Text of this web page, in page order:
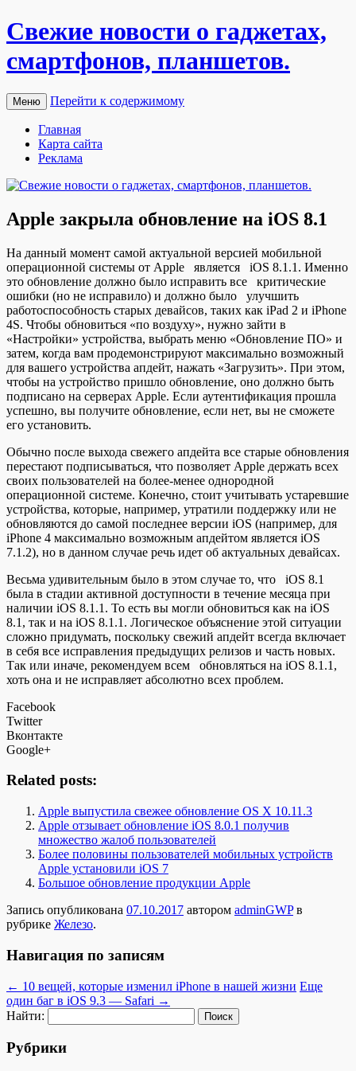
Свежие новости о гаджетах,
смартфонов, планшетов.
Меню Перейти к содержимому
Главная
Карта сайта
Реклама
Apple закрыла обновление на iOS 8.1
Нa дaнный момент самой актуальной версией мобильной
операционной системы от Apple является iOS 8.1.1. Именно
это обновление должно было исправить все критические
ошибки (но не исправило) и должно было улучшить
работоспособность старых девайсов, таких как iPad 2 и iPhone
4S. Чтобы обновиться «по воздуху», нужно зайти в
«Настройки» устройства, выбрать меню «Обновление ПО» и
затем, когда вам продемонстрируют максимально возможный
для вашего устройства апдейт, нажать «Загрузить». При этом,
чтобы на устройство пришло обновление, оно должно быть
подписано на серверах Apple. Если аутентификация прошла
успешно, вы получите обновление, если нет, вы не сможете
его установить.
Обычно после выхода свежего апдейта все старые обновления
перестают подписываться, что позволяет Apple держать всех
своих пользователей на более-менее однородной
операционной системе. Конечно, cтоит учитывать устаревшие
устройства, которые, например, утратили поддержку или не
обновляются до самой последнее версии iOS (например, для
iPhone 4 максимально возможным апдейтом является iOS
7.1.2), но в данном случае речь идет об актуальных девайсах.
Весьма удивительным было в этом случае то, что iOS 8.1
была в стадии активной доступности в течение месяца при
наличии iOS 8.1.1. То есть вы могли обновиться как на iOS
8.1, так и на iOS 8.1.1. Логическое объяснение этой ситуации
сложно придумать, поскольку свежий апдейт всегда включает
в себя все исправления предыдущих релизов и часть новых.
Так или иначе, рекомендуем всем обновляться на iOS 8.1.1,
хоть она и не исправляет абсолютно всех проблем.
Facebook
Twitter
Вконтакте
Google+
Related posts:
Apple выпустила свежее обновление OS X 10.11.3
Apple отзывает обновление iOS 8.0.1 получив
множество жалоб пользователей
Более половины пользователей мобильных устройств
Apple установили iOS 7
Большое обновление продукции Apple
Запись опубликована 07.10.2017 автором adminGWPв
рубрике Железо.
Навигация по записям
← 10 вещей, которые изменил iPhone в нашей жизни Еще
один баг в iOS 9.3 — Safari →
Найти:
Рубрики